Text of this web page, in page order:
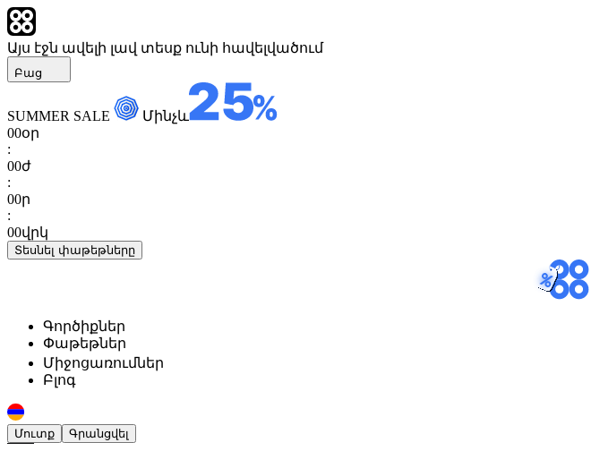
Այս էջն ավելի լավ տեսք ունի հավելվածում
Բաց
SUMMER SALE
Մինչև
00օր
:
00ժ
:
00ր
:
00վրկ
Տեսնել փաթեթները
Գործիքներ
Փաթեթներ
Միջոցառումներ
Բլոգ
Մուտք Գրանցվել